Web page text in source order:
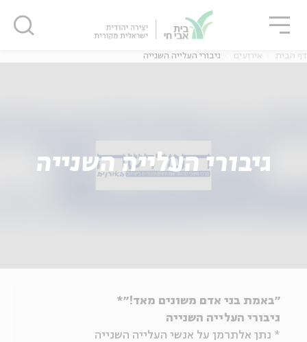
אנגלית
דף הבית אירועים גיבורי העלייה השנייה
גיבורי העלייה השנייה
"באמת בני אדם משונים מאד!"*
גיבורי העלייה השנייה
* נתן אלתרמן על אנשי העלייה השנייה
סגור